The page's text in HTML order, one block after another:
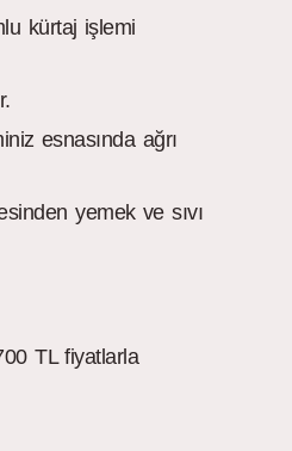
kürtaj işlemi
esnasında ağrı
yemek ve sıvı
TL fiyatlarla